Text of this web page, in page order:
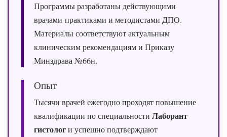
Программы разработаны действующими
врачами‑практиками и методистами ДПО.
Материалы соответствуют актуальным
клиническим рекомендациям и Приказу
Минздрава №66н.
Опыт
Тысячи врачей ежегодно проходят повышение
квалификации по специальности Лаборант
гистологи успешно подтверждают